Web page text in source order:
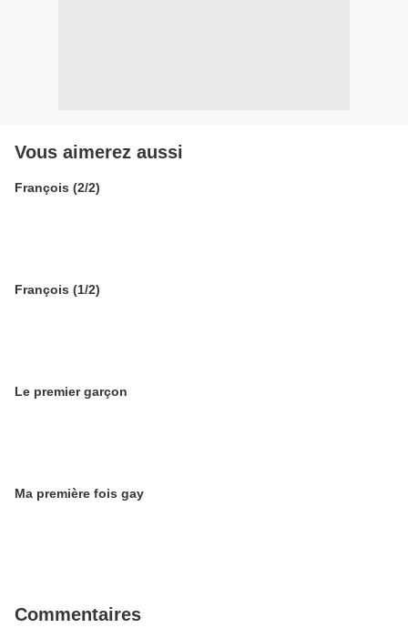
Vous aimerez aussi
François (2/2)
François (1/2)
Le premier garçon
Ma première fois gay
Commentaires